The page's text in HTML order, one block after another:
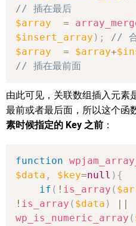
// 插在最后
$array
=
$insert_array ) ;
// 合
$array
= $array+
// 插在最前面
由此可见，关联数组插入元素
最前或者最后面，所以这个函
素时候指定的 Key 之前 ：
function
$data , $key=null ) {
if ( ! is_array (
! is_array ( $data )
||
wp_is_numeric_array (